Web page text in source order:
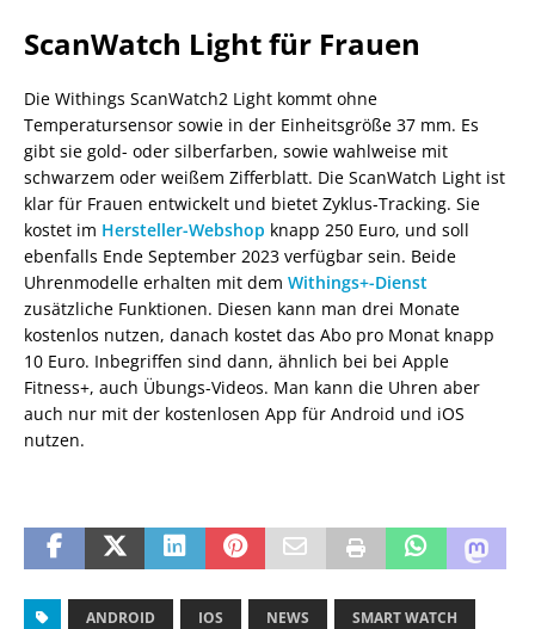
ScanWatch Light für Frauen
Die Withings ScanWatch2 Light kommt ohne
Temperatursensor sowie in der Einheitsgröße 37 mm. Es
gibt sie gold- oder silberfarben, sowie wahlweise mit
schwarzem oder weißem Zifferblatt. Die ScanWatch Light ist
klar für Frauen entwickelt und bietet Zyklus-Tracking. Sie
kostet im Hersteller-Webshop knapp 250 Euro, und soll
ebenfalls Ende September 2023 verfügbar sein. Beide
Uhrenmodelle erhalten mit dem Withings+-Dienst
zusätzliche Funktionen. Diesen kann man drei Monate
kostenlos nutzen, danach kostet das Abo pro Monat knapp
10 Euro. Inbegriffen sind dann, ähnlich bei bei Apple
Fitness+, auch Übungs-Videos. Man kann die Uhren aber
auch nur mit der kostenlosen App für Android und iOS
nutzen.
ANDROID IOS NEWS SMART WATCH